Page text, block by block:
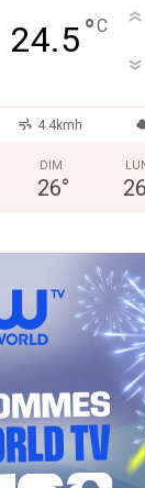
24.5°C
4.4kmh
DIM
26° 26